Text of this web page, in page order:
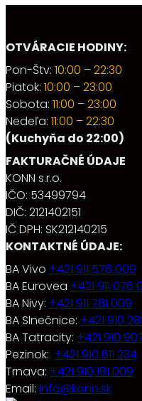
OTVÁRACIE HODINY:
Pon-Štv: 10:00 – 22:30
Piatok: 10:00 – 23:00
Sobota: 11:00 – 23:00
Nedeľa: 11:00 – 22:30
(Kuchyňa do 22:00)
FAKTURAČNÉ ÚDAJE
KONN s.r.o.
IČO: 53499794
DIČ: 2121402151
IČ DPH: SK212140215
KONTAKTNÉ ÚDAJE:
BA Vivo +421 911 578 009
BA Eurovea +421 911 076
BA Nivy: +421 911 781 009
BA Slnečnice: +421 910
BA Tatracity: +421 910
Pezinok: +421 910 611 234
Trnava: +421 910 181 009
Email: info@konn.sk